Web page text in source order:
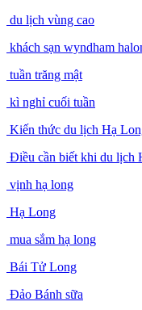
du lịch vùng cao
khách sạn wyndham
tuần trăng mật
kì nghỉ cuối tuần
Kiến thức du lịch Hạ
Điều cần biết khi du lịch
vịnh hạ long
Hạ Long
mua sắm hạ long
Bái Tử Long
Đảo Bánh sữa